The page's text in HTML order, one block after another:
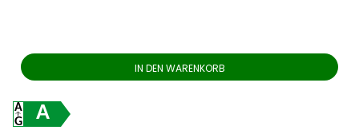
IN DEN WARENKORB
A